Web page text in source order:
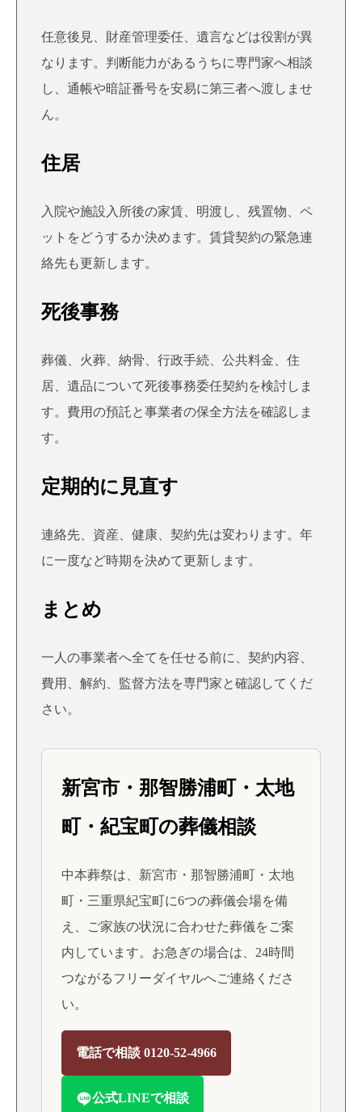
任意後見、財産管理委任、遺言などは役割が異
なります。判断能力があるうちに専門家へ相談
し、通帳や暗証番号を安易に第三者へ渡しませ
ん。
住居
入院や施設入所後の家賃、明渡し、残置物、ペ
ットをどうするか決めます。賃貸契約の緊急連
絡先も更新します。
死後事務
葬儀、火葬、納骨、行政手続、公共料金、住
居、遺品について死後事務委任契約を検討しま
す。費用の預託と事業者の保全方法を確認しま
す。
定期的に見直す
連絡先、資産、健康、契約先は変わります。年
に一度など時期を決めて更新します。
まとめ
一人の事業者へ全てを任せる前に、契約内容、
費用、解約、監督方法を専門家と確認してくだ
さい。
新宮市・那智勝浦町・太地
町・紀宝町の葬儀相談
中本葬祭は、新宮市・那智勝浦町・太地
町・三重県紀宝町に6つの葬儀会場を備
え、ご家族の状況に合わせた葬儀をご案
内しています。お急ぎの場合は、24時間
つながるフリーダイヤルへご連絡くださ
い。
電話で相談 0120-52-4966
公式LINEで相談